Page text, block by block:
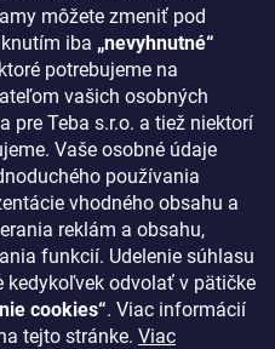
môžete zmeniť pod
iba „nevyhnutné“
potrebujeme na
vašich osobných
pre Teba s.r.o. a tiež niektorí
Vaše osobné údaje
používania
vhodného obsahu a
reklám a obsahu,
funkcií. Udelenie súhlasu
kedykoľvek odvolať v pätičke
cookies“. Viac informácií
tejto stránke. Viac